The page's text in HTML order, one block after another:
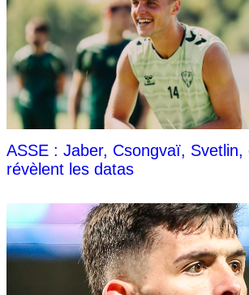
ASSE : Jaber, Csongvaï, Svetlin,
révèlent les datas